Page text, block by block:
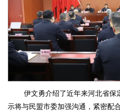
伊文勇介绍了近年来河北省保
示将与民盟市委加强沟通，紧密配